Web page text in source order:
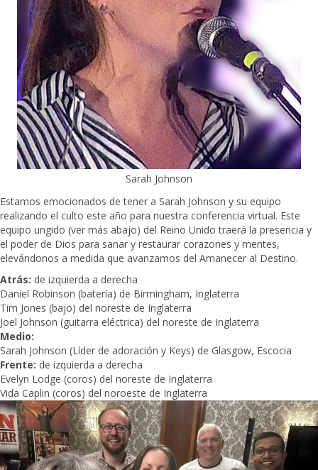
Sarah Johnson
Estamos emocionados de tener a Sarah Johnson y su equipo
realizando el culto este año para nuestra conferencia virtual. Este
equipo ungido (ver más abajo) del Reino Unido traerá la presencia y
el poder de Dios para sanar y restaurar corazones y mentes,
elevándonos a medida que avanzamos del Amanecer al Destino.
Atrás: de izquierda a derecha
Daniel Robinson (batería) de Birmingham, Inglaterra
Tim Jones (bajo) del noreste de Inglaterra
Joel Johnson (guitarra eléctrica) del noreste de Inglaterra
Medio:
Sarah Johnson (Líder de adoración y Keys) de Glasgow, Escocia
Frente: de izquierda a derecha
Evelyn Lodge (coros) del noreste de Inglaterra
Vida Caplin (coros) del noroeste de Inglaterra